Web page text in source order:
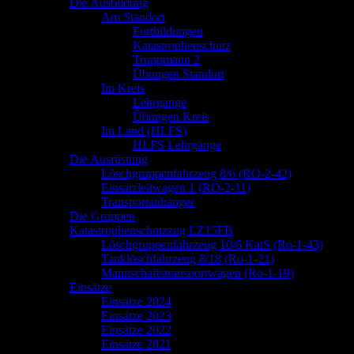
Die Ausbildung
Am Standort
Fortbildungen
Katastrophenschutz
Truppmann 2
Übungen Standort
Im Kreis
Lehrgänge
Übungen Kreis
Im Land (HLFS)
HLFS Lehrgänge
Die Ausrüstung
Löschgruppenfahrzeug 8/6 (RO-2-42)
Einsatzleitwagen 1 (RO-2-11)
Transportanhänger
Die Gruppen
Katastrophenschutzzug LZ15FB
Löschgruppenfahrzeug 10/6 KatS (Ro-1-43)
Tanklöschfahrzeug 8/18 (Ro-1-21)
Mannschaftstransportwagen (Ro-1-19)
Einsätze
Einsätze 2024
Einsätze 2023
Einsätze 2022
Einsätze 2021